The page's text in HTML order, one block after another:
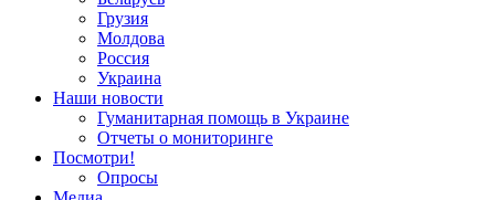
Грузия
Молдова
Россия
Украина
Наши новости
Гуманитарная помощь в Украине
Отчеты о мониторинге
Посмотри!
Опросы